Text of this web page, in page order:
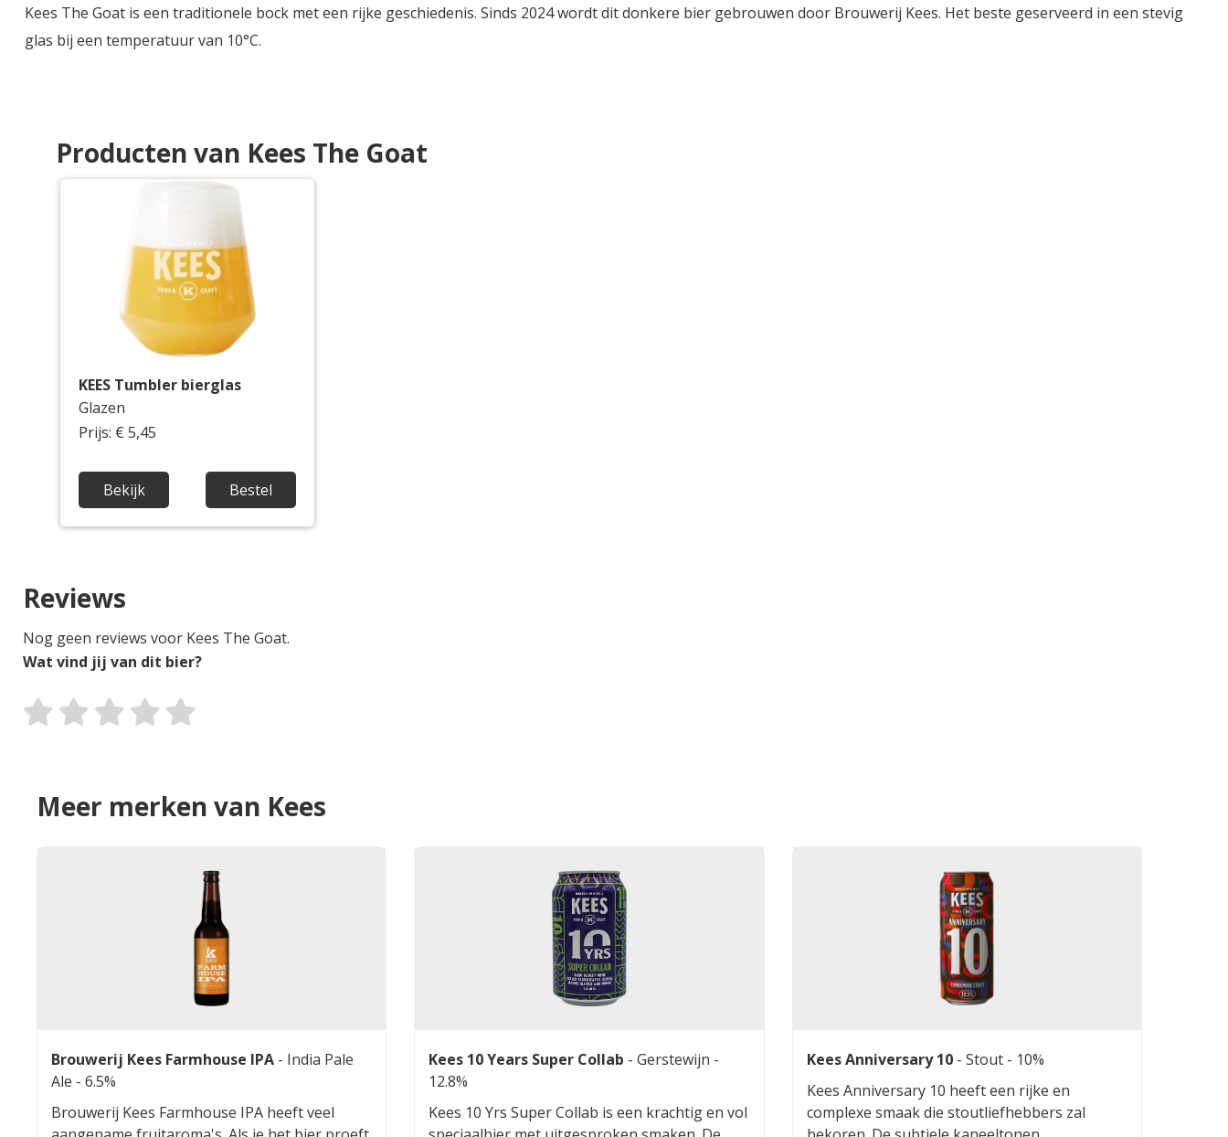
Kees The Goat is een traditionele bock met een rijke geschiedenis. Sinds 2024 wordt dit donkere bier gebrouwen door Brouwerij Kees. Het beste geserveerd in een stevig
glas bij een temperatuur van 10°C.
Producten van Kees The Goat
KEES Tumbler bierglas
Glazen
Prijs: € 5,45
Bekijk Bestel
Reviews
Nog geen reviews voor Kees The Goat.
Wat vind jij van dit bier?
Meer merken van Kees
Brouwerij Kees Farmhouse IPA - India Pale
Ale - 6.5%
Brouwerij Kees Farmhouse IPA heeft veel
Kees 10 Years Super Collab -Gerstewijn -
12.8%
Kees 10 Yrs Super Collab is een krachtig en vol
Kees Anniversary 10 - Stout - 10%
Kees Anniversary 10 heeft een rijke en
complexe smaak die stoutliefhebbers zal